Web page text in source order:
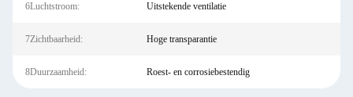
6Luchtstroom: Uitstekende ventilatie
7Zichtbaarheid: Hoge transparantie
8Duurzaamheid: Roest- en corrosiebestendig